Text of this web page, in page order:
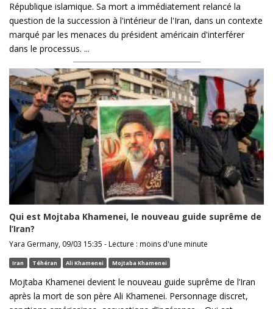
République islamique. Sa mort a immédiatement relancé la
question de la succession à l'intérieur de l'Iran, dans un contexte
marqué par les menaces du président américain d'interférer
dans le processus. ...
Qui est Mojtaba Khamenei, le nouveau guide suprême de
l’Iran?
Yara Germany, 09/03 15:35 - Lecture : moins d'une minute
Iran Téhéran Ali Khamenei Mojtaba Khamenei
Mojtaba Khamenei devient le nouveau guide suprême de l’Iran
après la mort de son père Ali Khamenei. Personnage discret,